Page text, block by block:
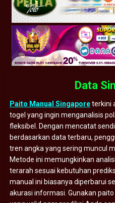
Data
Paito Manual Singaporeterkini
togel yang ingin menganalisis
fleksibel. Dengan mencatat
berdasarkan data terbaru,
tren angka yang sering muncul
Metode ini memungkinkan
terarah sesuai kebutuhan
manual ini biasanya diperbarui
akurasi informasi. Gunakan